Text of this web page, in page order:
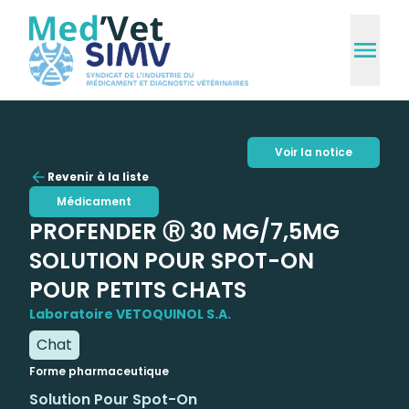
Revenir à la liste
Médicament
PROFENDER Ⓡ 30 MG/7,5MG
SOLUTION POUR SPOT-ON
POUR PETITS CHATS
Laboratoire VETOQUINOL S.A.
Chat
Forme pharmaceutique
Solution Pour Spot-On
Voir la notice